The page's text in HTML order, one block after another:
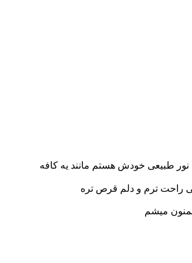
نور طبیعی خودش هستم مانند یه کافه